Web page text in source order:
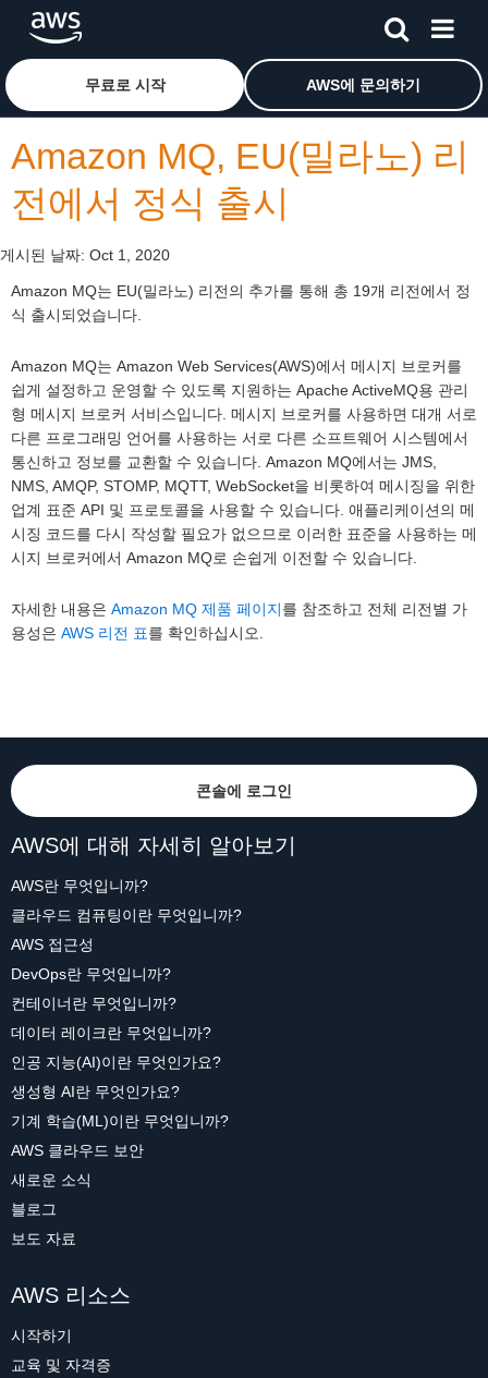
메인 콘텐츠로 건너뛰기Amazon Web Services 홈 페이지로 돌아가려면 여기를 클
무료로 시작 AWS에 문의하기
Amazon MQ, EU(밀라노) 리
전에서 정식 출시
게시된 날짜: Oct 1, 2020
Amazon MQ는 EU(밀라노) 리전의 추가를 통해 총 19개 리전에서 정
식 출시되었습니다.
Amazon MQ는 Amazon Web Services(AWS)에서 메시지 브로커를
쉽게 설정하고 운영할 수 있도록 지원하는 Apache ActiveMQ용 관리
형 메시지 브로커 서비스입니다. 메시지 브로커를 사용하면 대개 서로
다른 프로그래밍 언어를 사용하는 서로 다른 소프트웨어 시스템에서
통신하고 정보를 교환할 수 있습니다. Amazon MQ에서는 JMS,
NMS, AMQP, STOMP, MQTT, WebSocket을 비롯하여 메시징을 위한
업계 표준 API 및 프로토콜을 사용할 수 있습니다. 애플리케이션의 메
시징 코드를 다시 작성할 필요가 없으므로 이러한 표준을 사용하는 메
시지 브로커에서 Amazon MQ로 손쉽게 이전할 수 있습니다.
자세한 내용은 Amazon MQ 제품 페이지를 참조하고 전체 리전별 가
용성은 AWS 리전 표를 확인하십시오.
콘솔에 로그인
AWS에 대해 자세히 알아보기
AWS란 무엇입니까?
클라우드 컴퓨팅이란 무엇입니까?
AWS 접근성
DevOps란 무엇입니까?
컨테이너란 무엇입니까?
데이터 레이크란 무엇입니까?
인공 지능(AI)이란 무엇인가요?
생성형 AI란 무엇인가요?
기계 학습(ML)이란 무엇입니까?
AWS 클라우드 보안
새로운 소식
블로그
보도 자료
AWS 리소스
시작하기
교육 및 자격증